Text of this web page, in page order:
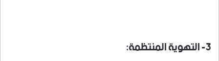
3- التهوية المنتظمة: